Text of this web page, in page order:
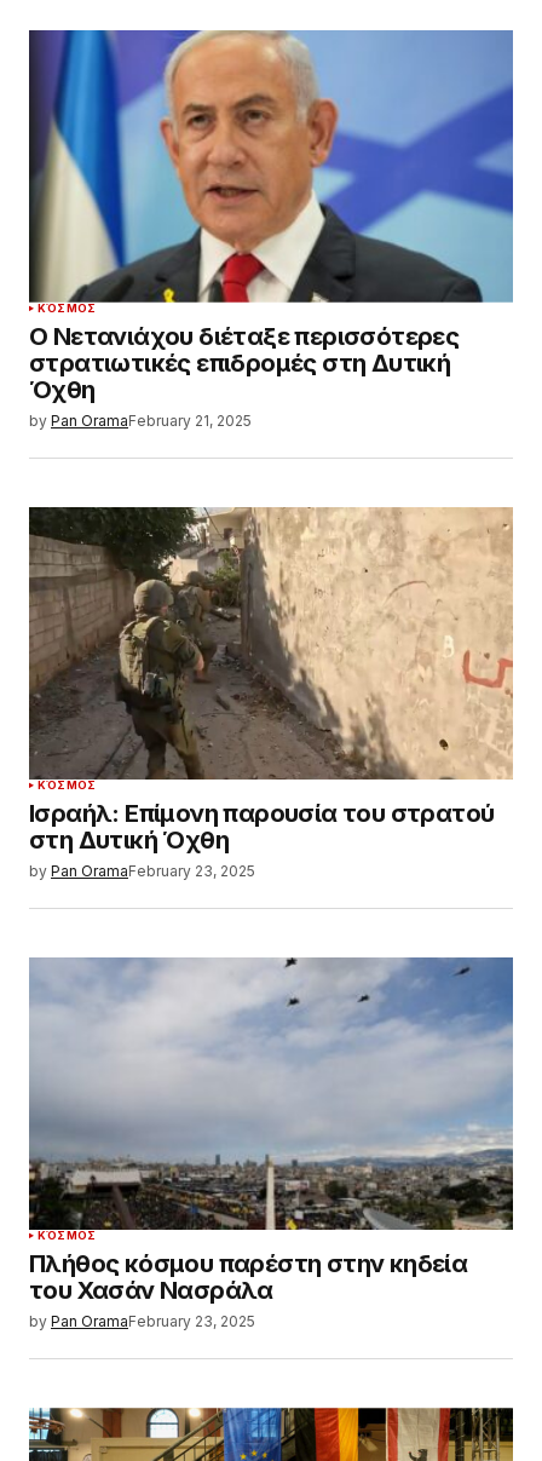
ΚΌΣΜΟΣ
Ο Νετανιάχου διέταξε περισσότερες
στρατιωτικές επιδρομές στη Δυτική
Όχθη
by Pan OramaFebruary 21, 2025
ΚΌΣΜΟΣ
Ισραήλ: Επίμονη παρουσία του στρατού
στη Δυτική Όχθη
by Pan OramaFebruary 23, 2025
ΚΌΣΜΟΣ
Πλήθος κόσμου παρέστη στην κηδεία
του Χασάν Νασράλα
by Pan OramaFebruary 23, 2025